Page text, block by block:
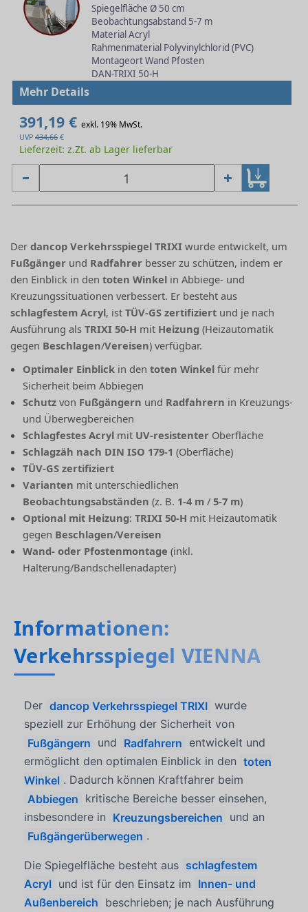
Spiegelfläche Ø 50 cm
Beobachtungsabstand 5-7 m
Material Acryl
Rahmenmaterial Polyvinylchlorid (PVC)
Montageort Wand Pfosten
DAN-TRIXI 50-H
Mehr Details
391,19 € exkl. 19% MwSt.
UVP 434,66 €
Lieferzeit: z.Zt. ab Lager lieferbar
Derdancop Verkehrsspiegel TRIXI wurde entwickelt, um
Fußgänger und Radfahrer besser zu schützen, indem er
den Einblick in dentoten Winkel in Abbiege- und
Kreuzungssituationen verbessert. Er besteht aus
schlagfestem Acryl, istTÜV-GS zertifiziert und je nach
Ausführung alsTRIXI 50-H mit Heizung (Heizautomatik
gegen Beschlagen/Vereisen) verfügbar.
Optimaler Einblick in dentoten Winkel für mehr
Sicherheit beim Abbiegen
Schutz von Fußgängern und Radfahrern in Kreuzungs-
und Überwegbereichen
Schlagfestes Acryl mit UV-resistenter Oberfläche
Schlagzäh nach DIN ISO 179-1 (Oberfläche)
TÜV-GS zertifiziert
Varianten mit unterschiedlichen
Beobachtungsabständen (z. B. 1-4 m /5-7 m)
Optional mit Heizung:TRIXI 50-H mit Heizautomatik
gegen Beschlagen/Vereisen
Wand- oder Pfostenmontage (inkl.
Halterung/Bandschellenadapter)
Informationen:
Verkehrsspiegel VIENNA
Der dancop Verkehrsspiegel TRIXI wurde
speziell zur Erhöhung der Sicherheit von
Fußgängern und Radfahrern entwickelt und
ermöglicht den optimalen Einblick in den toten
Winkel . Dadurch können Kraftfahrer beim
Abbiegen kritische Bereiche besser einsehen,
insbesondere in Kreuzungsbereichen und an
Fußgängerüberwegen .
Die Spiegelfläche besteht aus schlagfestem
Acryl und ist für den Einsatz im Innen- und
Außenbereich beschrieben; je nach Ausführung